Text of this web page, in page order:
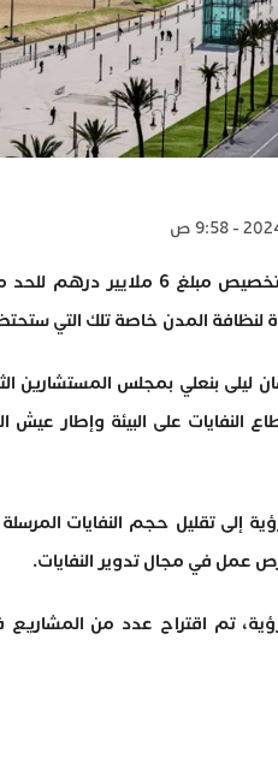
قررت الحكومة تخصيص مبلغ
لنظافة المدن خاصة تلك التي ستحتضن
النفايات على البيئة وإطار
إلى تقليل حجم النفايات
عمل في مجال تدوير النفايات.
تم اقتراح عدد من